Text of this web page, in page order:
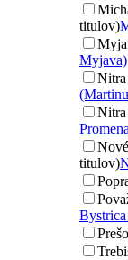
titulov)
Myjava)
Nitra
titulov)